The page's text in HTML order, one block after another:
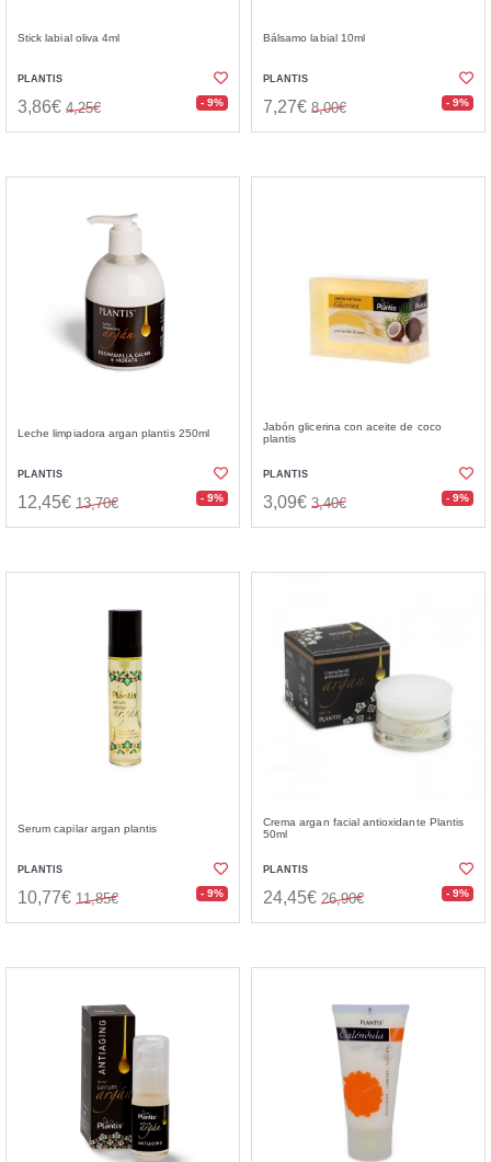
Stick labial oliva 4ml
PLANTIS
3,86€ 4,25€ - 9%
Bálsamo labial 10ml
PLANTIS
7,27€ 8,00€ - 9%
Leche limpiadora argan plantis 250ml
PLANTIS
12,45€ 13,70€ - 9%
Jabón glicerina con aceite de coco
plantis
PLANTIS
3,09€ 3,40€ - 9%
Serum capilar argan plantis
PLANTIS
10,77€ 11,85€ - 9%
Crema argan facial antioxidante Plantis
50ml
PLANTIS
24,45€ 26,90€ - 9%